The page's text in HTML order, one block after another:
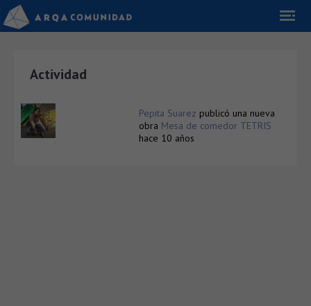
Actividad
Pepita Suarez publicó una nueva
obra Mesa de comedor TETRIS
hace 10 años